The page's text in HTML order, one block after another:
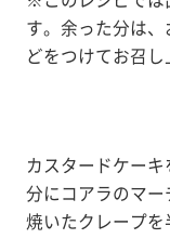
す。余った分は
どをつけてお召
カスタードケー
分にコアラのマー
焼いたクレープ